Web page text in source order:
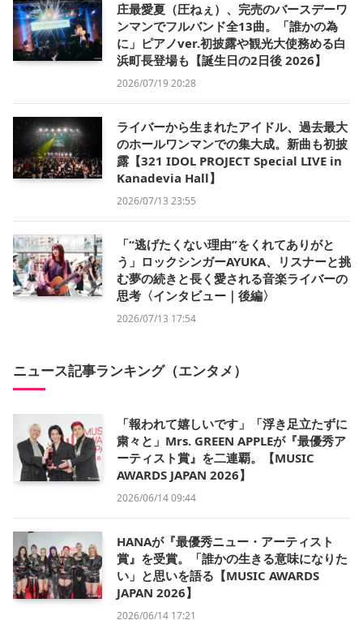
庄最愛夏（圧ねぇ）、完売のバースデーワ
ンマンでフルバンド全13曲。「誰かの為
に」ピアノver.初披露や観光大使務める白
浜町長登場も【誕生日の2日後 2026】
2026/07/19 20:28
ライバーから生まれたアイドル、過去最大
のホールワンマンでの集大成。新曲も初披
露【321 IDOL PROJECT Special LIVE in
Kanadevia Hall】
2026/07/13 23:55
「“逃げたくない理由”をくれてありがと
う」ロックシンガーAYUKA、リスナーと挑
む夢の続きと長く愛される音楽ライバーの
思考〈インタビュー｜後編〉
2026/07/13 17:54
ニュース記事ランキング（エンタメ）
「報われて嬉しいです」「浮き足立たずに
粛々と」Mrs. GREEN APPLEが『最優秀ア
ーティスト賞』を二連覇。【MUSIC
AWARDS JAPAN 2026】
2026/06/14 09:44
HANAが『最優秀ニュー・アーティスト
賞』を受賞。「誰かの生きる意味になりた
い」と思いを語る【MUSIC AWARDS
JAPAN 2026】
2026/06/14 17:21